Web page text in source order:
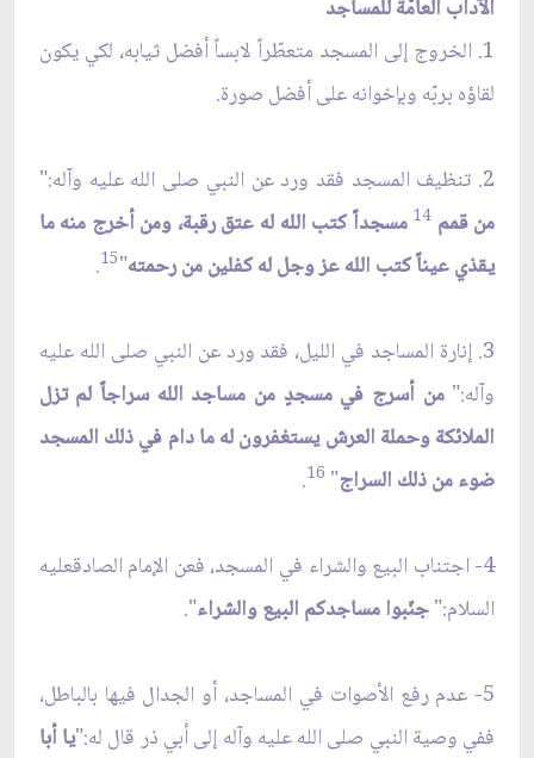
الآداب العامّة للمساجد
1. الخروج إلى المسجد متعطّراً لابساً أفضل ثيابه، لكي يكون
لقاؤه بربّه وبإخوانه على أفضل صورة.
2. تنظيف المسجد فقد ورد عن النبي صلى الله عليه وآله:"
من قمم 14 مسجداً كتب الله له عتق رقبة، ومن أخرج منه ما
يقذي عيناً كتب الله عز وجل له كفلين من رحمته"
15
.
3. إنارة المساجد في الليل، فقد ورد عن النبي صلى الله عليه
وآله:" من أسرج في مسجدٍ من مساجد الله سراجاً لم تزل
الملائكة وحملة العرش يستغفرون له ما دام في ذلك المسجد
ضوء من ذلك السراج"
16
.
4- اجتناب البيع والشراء في المسجد، فعن الإمام الصادقعليه
السلام:"جنّبوا مساجدكم البيع والشراء".
5- عدم رفع الأصوات في المساجد، أو الجدال فيها بالباطل،
ففي وصية النبي صلى الله عليه وآله إلى أبي ذر قال له:"يا أبا